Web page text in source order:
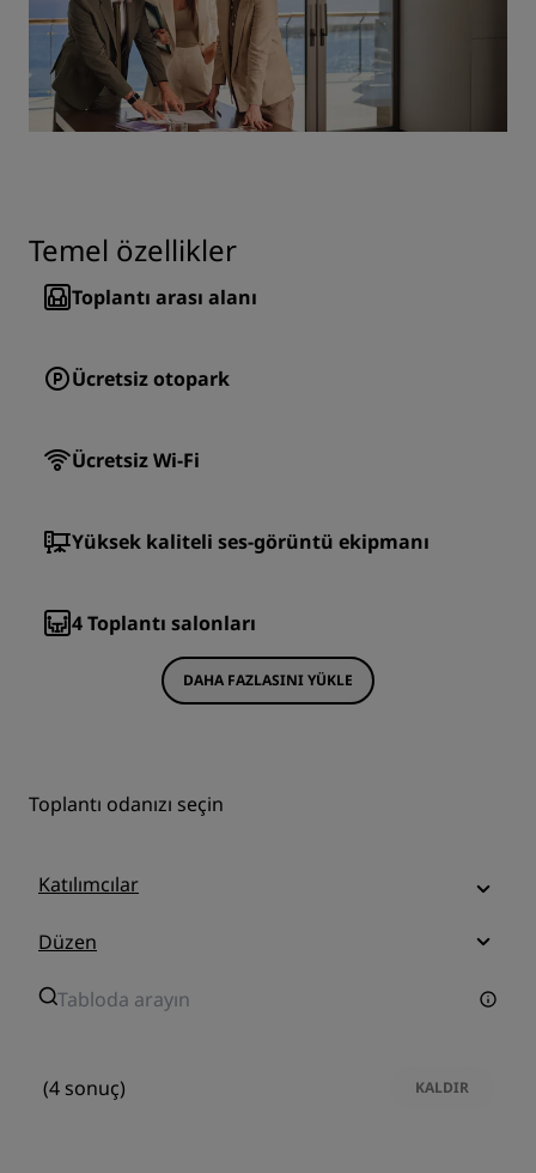
Temel özellikler
Toplantı arası alanı
Ücretsiz otopark
Ücretsiz Wi-Fi
Yüksek kaliteli ses-görüntü ekipmanı
4Toplantı salonları
DAHA FAZLASINI YÜKLE
Toplantı odanızı seçin
Katılımcılar
Düzen
(4 sonuç) KALDIR